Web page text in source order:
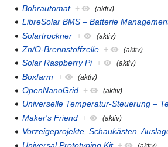
Bohrautomat + (aktiv)
LibreSolar BMS – Batterie
Solartrockner + (aktiv)
Zn/O-Brennstoffzelle + (aktiv)
Solar Raspberry Pi + (aktiv)
Boxfarm + (aktiv)
OpenNanoGrid + (aktiv)
Universelle Temperatur-Steuerung –
Maker's Friend + (aktiv)
Vorzeigeprojekte, Schaukästen,
Universal Prototyping Kit + (aktiv)